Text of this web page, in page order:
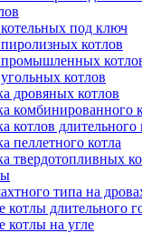
под ключ
котлов
котлов
дровяных котлов
комбинированного
котлов длительного
пеллетного котла
твердотопливных
типа на
длительного
на угле